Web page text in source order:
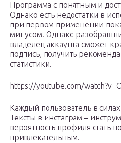
Программа с понятным и
Однако есть недостатки в
при первом применении
минусом. Однако
владелец аккаунта сможет
подпись, получить
статистики.
https://youtube.com/
Каждый пользователь в
Тексты в инстаграм –
вероятность профиля стать
привлекательным.